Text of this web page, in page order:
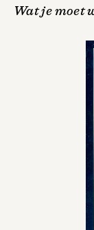
Wat je moet